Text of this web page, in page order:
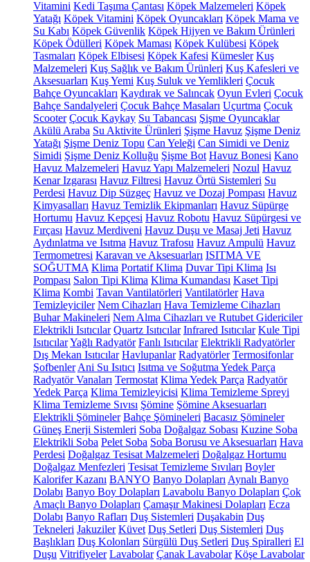
Vitamini Kedi Taşıma Çantası Köpek Malzemeleri Köpek
Yatağı Köpek Vitamini Köpek Oyuncakları Köpek Mama ve
Su Kabı Köpek Güvenlik Köpek Hijyen ve Bakım Ürünleri
Köpek Ödülleri Köpek Maması Köpek Kulübesi Köpek
Tasmaları Köpek Elbisesi Köpek Kafesi Kümesler Kuş
Malzemeleri Kuş Sağlık ve Bakım Ürünleri Kuş Kafesleri ve
Aksesuarları Kuş Yemi Kuş Suluk ve Yemlikleri Çocuk
Bahçe Oyuncakları Kaydırak ve Salıncak Oyun Evleri Çocuk
Bahçe Sandalyeleri Çocuk Bahçe Masaları Uçurtma Çocuk
Scooter Çocuk Kaykay Su Tabancası Şişme Oyuncaklar
Akülü Araba Su Aktivite Ürünleri Şişme Havuz Şişme Deniz
Yatağı Şişme Deniz Topu Can Yeleği Can Simidi ve Deniz
Simidi Şişme Deniz Kolluğu Şişme Bot Havuz Bonesi Kano
Havuz Malzemeleri Havuz Yapı Malzemeleri Nozul Havuz
Kenar Izgarası Havuz Filtresi Havuz Örtü Sistemleri Su
Perdesi Havuz Dip Süzgeç Havuz ve Dozaj Pompası Havuz
Kimyasalları Havuz Temizlik Ekipmanları Havuz Süpürge
Hortumu Havuz Kepçesi Havuz Robotu Havuz Süpürgesi ve
Fırçası Havuz Merdiveni Havuz Duşu ve Masaj Jeti Havuz
Aydınlatma ve Isıtma Havuz Trafosu Havuz Ampulü Havuz
Termometresi Karavan ve Aksesuarları ISITMA VE
SOĞUTMA Klima Portatif Klima Duvar Tipi Klima Isı
Pompası Salon Tipi Klima Klima Kumandası Kaset Tipi
Klima Kombi Tavan Vantilatörleri Vantilatörler Hava
Temizleyiciler Nem Cihazları Hava Temizleme Cihazları
Buhar Makineleri Nem Alma Cihazları ve Rutubet Gidericiler
Elektrikli Isıtıcılar Quartz Isıtıcılar Infrared Isıtıcılar Kule Tipi
IsıtıcılarYağlı Radyatör Fanlı Isıtıcılar Elektrikli Radyatörler
Dış Mekan Isıtıcılar Havlupanlar Radyatörler Termosifonlar
Şofbenler Ani Su Isıtıcı Isıtma ve Soğutma Yedek Parça
Radyatör Vanaları Termostat Klima Yedek Parça Radyatör
Yedek Parça Klima Temizleyicisi Klima Temizleme Spreyi
Klima Temizleme Sıvısı Şömine Şömine Aksesuarları
Elektrikli Şömineler Bahçe Şömineleri Bacasız Şömineler
Güneş Enerji Sistemleri Soba Doğalgaz Sobası Kuzine Soba
Elektrikli Soba Pelet Soba Soba Borusu ve Aksesuarları Hava
Perdesi Doğalgaz Tesisat Malzemeleri Doğalgaz Hortumu
Doğalgaz Menfezleri Tesisat Temizleme Sıvıları Boyler
Kalorifer Kazanı BANYO Banyo Dolapları Aynalı Banyo
Dolabı Banyo Boy Dolapları Lavabolu Banyo Dolapları Çok
Amaçlı Banyo Dolapları Çamaşır Makinesi Dolapları Ecza
Dolabı Banyo Rafları Duş Sistemleri Duşakabin Duş
Tekneleri Jakuziler Küvet Duş Setleri Duş Sistemleri Duş
Başlıkları Duş Kolonları Sürgülü Duş Setleri Duş Spiralleri El
Duşu Vitrifiyeler Lavabolar Çanak Lavabolar Köşe Lavabolar